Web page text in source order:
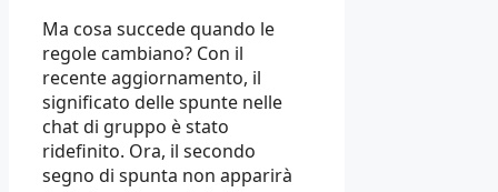
Ma cosa succede quando le
regole cambiano? Con il
recente aggiornamento, il
significato delle spunte nelle
chat di gruppo è stato
ridefinito. Ora, il secondo
segno di spunta non apparirà